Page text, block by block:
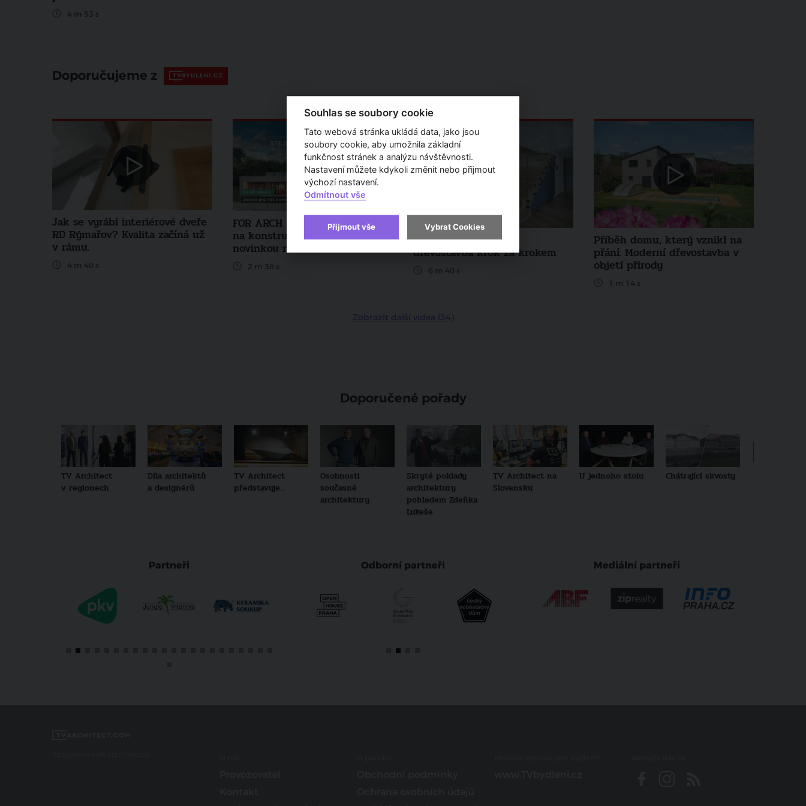
4 m 53 s
Doporučujeme z
Jak se vyrábí interiérové dveře
RD Rýmařov? Kvalita začíná už
v rámu.
4 m 40 s
FOR ARCH 2025: 50letá záruka
na konstrukce domů je zásadní
novinkou na trhu
2 m 38 s
Jak se staví moderní
dřevostavba krok za krokem
6 m 40 s
Příběh domu, který vznikl na
přání: Moderní dřevostavba v
objetí přírody
1 m 14 s
Zobrazit další videa (34)
Doporučené pořady
TV Architect
v regionech
Díla architektů
a designérů
TV Architect
představuje...
Osobnosti
současné
architektury
Skryté poklady
architektury
pohledem Zdeňka
Lukeše
TV Architect na
Slovensku
U jednoho stolu Chátrající skvosty
Partneři Odborní partneři Mediální partneři
Souhlas se soubory cookie
Tato webová stránka ukládá data, jako jsou
soubory cookie, aby umožnila základní
funkčnost stránek a analýzu návštěvnosti.
Nastavení můžete kdykoli změnit nebo přijmout
výchozí nastavení.
Odmítnout vše
Přijmout vše Vybrat Cookies